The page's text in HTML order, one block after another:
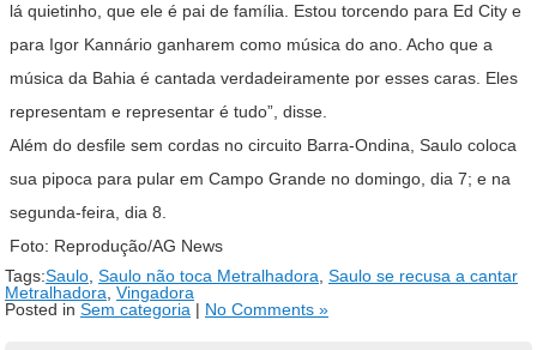
lá quietinho, que ele é pai de família. Estou torcendo para Ed City e
para Igor Kannário ganharem como música do ano. Acho que a
música da Bahia é cantada verdadeiramente por esses caras. Eles
representam e representar é tudo”, disse.
Além do desfile sem cordas no circuito Barra-Ondina, Saulo coloca
sua pipoca para pular em Campo Grande no domingo, dia 7; e na
segunda-feira, dia 8.
Foto: Reprodução/AG News
Tags:Saulo Saulo não toca Metralhadora Saulo se recusa a cantar
Metralhadora Vingadora
Posted in Sem categoria | No Comments »